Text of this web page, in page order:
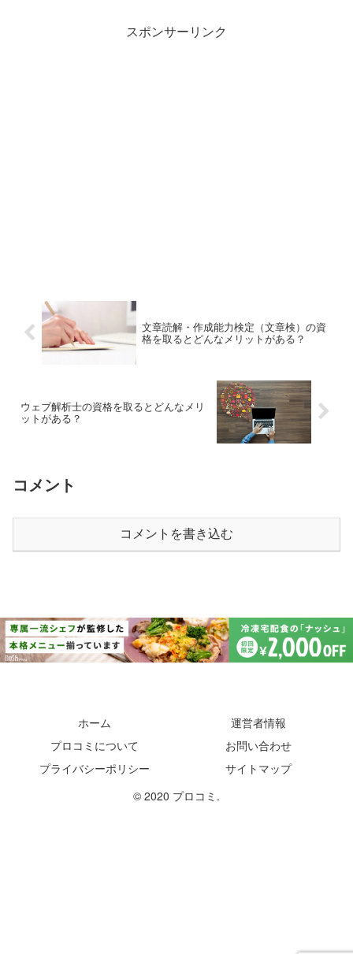
スポンサーリンク
文章読解・作成能力検定（文章検）の資
格を取るとどんなメリットがある？
ウェブ解析士の資格を取るとどんなメリ
ットがある？
コメント
コメントを書き込む
ホーム
運営者情報
プロコミについて
お問い合わせ
プライバシーポリシー
サイトマップ
© 2020 プロコミ.